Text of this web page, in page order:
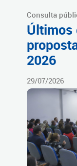
Consulta
Últimos
2026
29/07/2026